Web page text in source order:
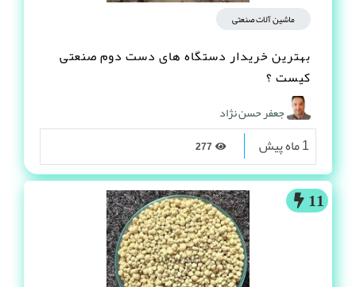
ماشین آلات صنعتی
بهترین خریدار دستگاه های دست دوم صنعتی
کیست ؟
جعفر حسن نژاد
1 ماه پیش
11